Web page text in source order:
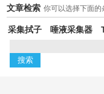
文章检索 你可以选择下面
采集拭子 唾液采集器